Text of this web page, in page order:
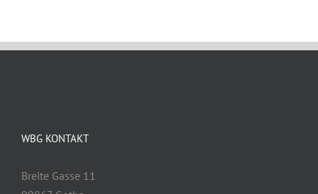
WBG KONTAKT
Breite Gasse 11